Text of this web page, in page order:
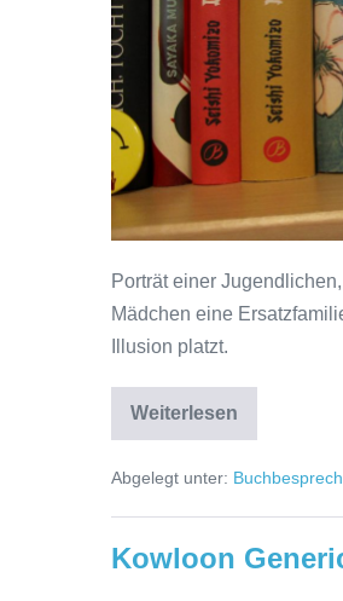
Porträt einer
Mädchen eine
Illusion platzt.
Weiterlesen
|
Mieko
Abgelegt unter:
Kowloon